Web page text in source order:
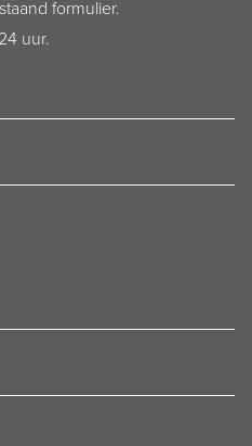
formulier.
uur.